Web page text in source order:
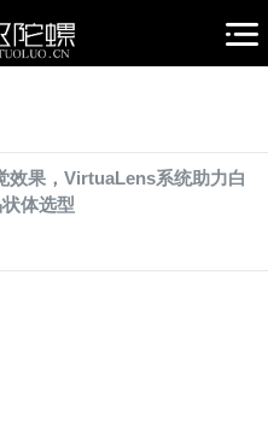
效果，VirtuaLens系统助力白
体选型